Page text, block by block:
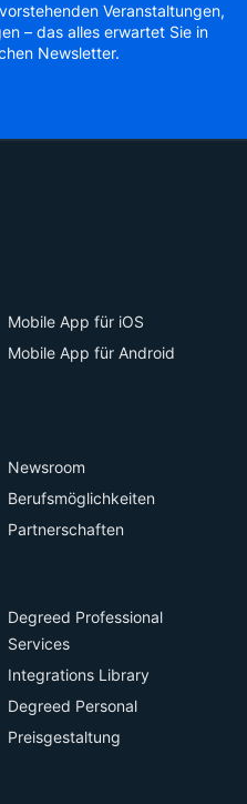
Veranstaltungen,
– das alles erwartet Sie in
Newsletter.
Mobile App für iOS
Mobile App für Android
Newsroom
Berufsmöglichkeiten
Partnerschaften
Degreed Professional
Services
Integrations Library
Degreed Personal
Preisgestaltung